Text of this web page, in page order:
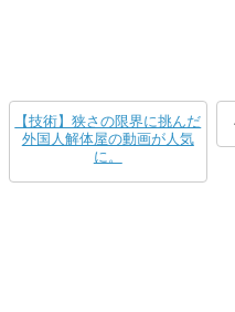
【技術】狭さの限界に挑んだ
外国人解体屋の動画が人気
に。